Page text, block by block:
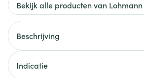
Bekijk alle producten van
Beschrijving
Indicatie